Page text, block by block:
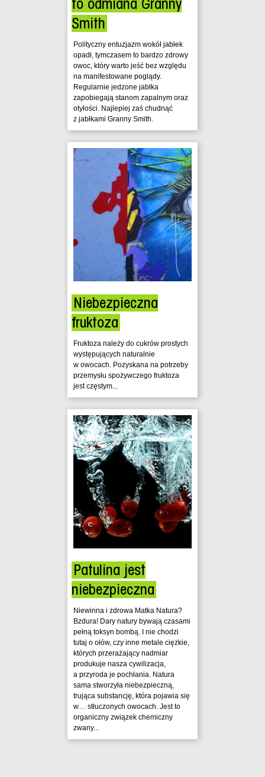
to odmiana Granny
Smith
Polityczny entuzjazm wokół jabłek
opadł, tymczasem to bardzo zdrowy
owoc, który warto jeść bez względu
na manifestowane poglądy.
Regularnie jedzone jabłka
zapobiegają stanom zapalnym oraz
otyłości. Najlepiej zaś chudnąć
z jabłkami Granny Smith.
Niebezpieczna
fruktoza
Fruktoza należy do cukrów prostych
występujących naturalnie
w owocach. Pozyskana na potrzeby
przemysłu spożywczego fruktoza
jest częstym...
Patulina jest
niebezpieczna
Niewinna i zdrowa Matka Natura?
Bzdura! Dary natury bywają czasami
pełną toksyn bombą. I nie chodzi
tutaj o ołów, czy inne metale ciężkie,
których przerażający nadmiar
produkuje nasza cywilizacja,
a przyroda je pochłania. Natura
sama stworzyła niebezpieczną,
trująca substancję, która pojawia się
w… stłuczonych owocach. Jest to
organiczny związek chemiczny
zwany...